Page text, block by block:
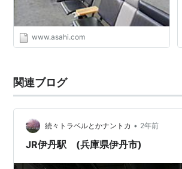
www.asahi.com
関連ブログ
続々トラベルとかナントカ • 2年前
JR伊丹駅 (兵庫県伊丹市)